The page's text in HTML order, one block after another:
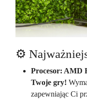
⚙️
Procesor: AMD
Twoje gry!
zapewniając Ci